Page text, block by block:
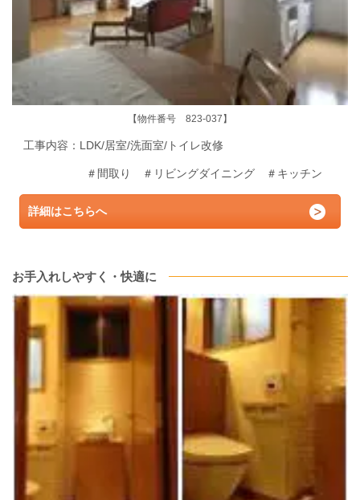
【物件番号 823-037】
工事内容：LDK/居室/洗面室/トイレ改修
＃間取り ＃リビングダイニング ＃キッチン
詳細はこちらへ
お手入れしやすく・快適に